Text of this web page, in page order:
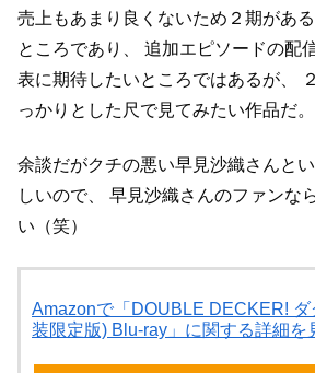
売上もあまり良くないため２期があ
ところであり、
追加エピソードの配
表に期待したいところではあるが、
っかりとした尺で見てみたい作品だ。
余談だがクチの悪い早見沙織さんと
しいので、
早見沙織さんのファンな
い（笑）
Amazonで「DOUBLE DECKER! ダ
装限定版) Blu-ray」に関する詳細を